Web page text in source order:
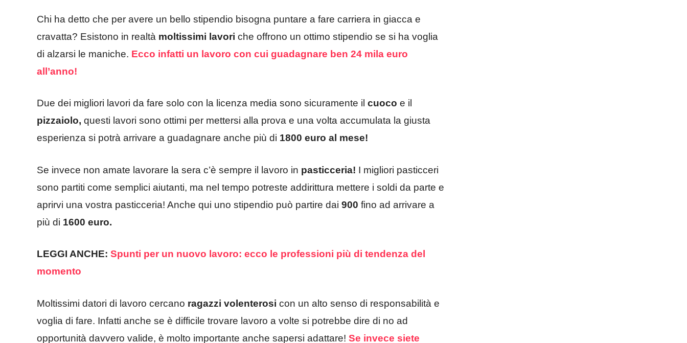
Chi ha detto che per avere un bello stipendio bisogna puntare a fare carriera in giacca e
cravatta? Esistono in realtà moltissimi lavori che offrono un ottimo stipendio se si ha voglia
di alzarsi le maniche. Ecco infatti un lavoro con cui guadagnare ben 24 mila euro
all’anno!
Due dei migliori lavori da fare solo con la licenza media sono sicuramente il cuoco e il
pizzaiolo, questi lavori sono ottimi per mettersi alla prova e una volta accumulata la giusta
esperienza si potrà arrivare a guadagnare anche più di 1800 euro al mese!
Se invece non amate lavorare la sera c’è sempre il lavoro in pasticceria! I migliori pasticceri
sono partiti come semplici aiutanti, ma nel tempo potreste addirittura mettere i soldi da parte e
aprirvi una vostra pasticceria! Anche qui uno stipendio può partire dai 900 fino ad arrivare a
più di 1600 euro.
LEGGI ANCHE: Spunti per un nuovo lavoro: ecco le professioni più di tendenza del
momento
Moltissimi datori di lavoro cercano ragazzi volenterosi con un alto senso di responsabilità e
voglia di fare. Infatti anche se è difficile trovare lavoro a volte si potrebbe dire di no ad
opportunità davvero valide, è molto importante anche sapersi adattare! Se invece siete